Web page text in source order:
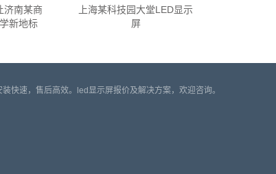
济南某商
新地标
上海某科技园大堂LED显示
屏
快速，售后高效。led显示屏报价及解决方案，欢迎咨询。